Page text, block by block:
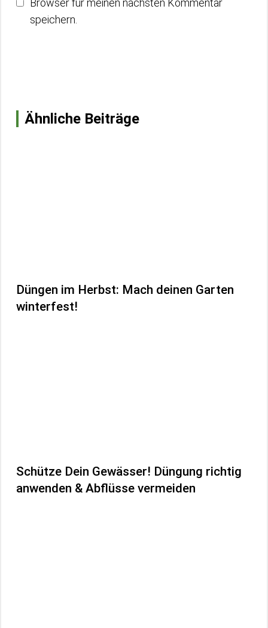
Browser für meinen nächsten Kommentar
speichern.
Ähnliche Beiträge
Düngen im Herbst: Mach deinen Garten
winterfest!
Schütze Dein Gewässer! Düngung richtig
anwenden & Abflüsse vermeiden